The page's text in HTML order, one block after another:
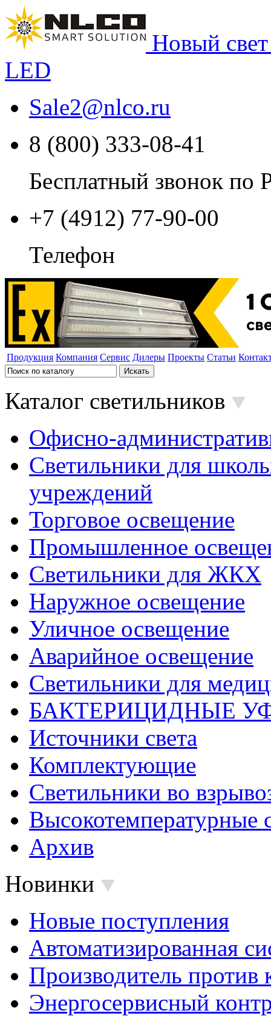
Новый
LED
Sale2@nlco.ru
8 (800) 333-08-41
Бесплатный звонок по
+7 (4912) 77-90-00
Телефон
Продукция Компания Сервис Дилеры Проекты Статьи
Каталог светильников
Офисно-
Светильники для
учреждений
Торговое освещение
Промышленное
Светильники для ЖКХ
Наружное освещение
Уличное освещение
Аварийное освещение
Светильники для
БАКТЕРИЦИДНЫЕ
Источники света
Комплектующие
Светильники во
Высокотемпературные
Архив
Новинки
Новые поступления
Автоматизированная
Производитель против
Энергосервисный